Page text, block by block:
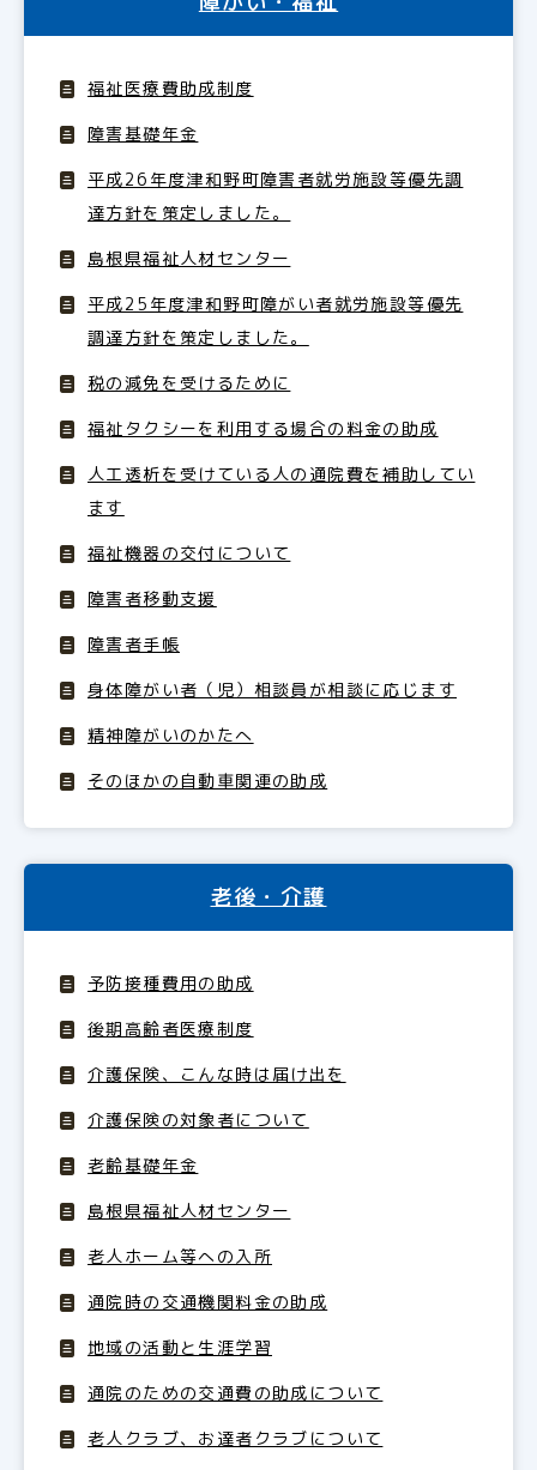
福祉医療費助成制度
障害基礎年金
平成26年度津和野町障害者就労施設等優先調
達方針を策定しました。
島根県福祉人材センター
平成25年度津和野町障がい者就労施設等優先
調達方針を策定しました。
税の減免を受けるために
福祉タクシーを利用する場合の料金の助成
人工透析を受けている人の通院費を補助してい
ます
福祉機器の交付について
障害者移動支援
障害者手帳
身体障がい者（児）相談員が相談に応じます
精神障がいのかたへ
そのほかの自動車関連の助成
老後・介護
予防接種費用の助成
後期高齢者医療制度
介護保険、こんな時は届け出を
介護保険の対象者について
老齢基礎年金
島根県福祉人材センター
老人ホーム等への入所
通院時の交通機関料金の助成
地域の活動と生涯学習
通院のための交通費の助成について
老人クラブ、お達者クラブについて